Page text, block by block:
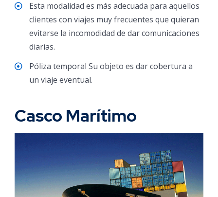
Esta modalidad es más adecuada para aquellos
clientes con viajes muy frecuentes que quieran
evitarse la incomodidad de dar comunicaciones
diarias.
Póliza temporal Su objeto es dar cobertura a
un viaje eventual.
Casco Marítimo